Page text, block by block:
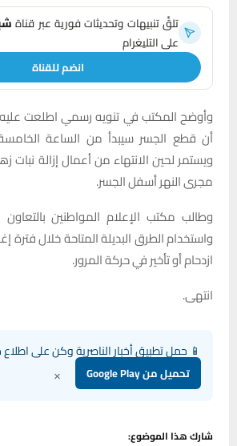
تلقَّ تنبيهات وتحديثات فورية عبر قناة
على التليغرام
انضم للقناة
وأوضح المكتب في تنويه رسمي اطلعت عليه
أن قطع الجسر سيبدأ من الساعة
ويستمر لحين الانتهاء من أعمال إزالة نبات
مجرى النهر أسفل الجسر.
وطالب مكتب الإعلام المواطنين
واستخدام الطرق البديلة المتاحة خلال فترة
ازدحام أو تأخير في حركة المرور.
انتهى.
📱 حمل تطبيق أخبار الناصرية وكن على اطلاع
تحميل من Google Play ×
شارك هذا الموضوع: